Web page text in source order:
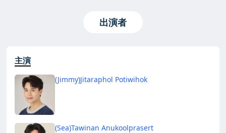
出演者
主演
(Jimmy)Jitaraphol Potiwihok
(Sea)Tawinan Anukoolprasert